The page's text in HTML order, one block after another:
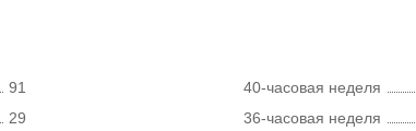
91
29
40-часовая неделя
36-часовая неделя